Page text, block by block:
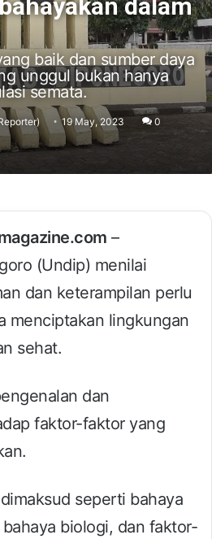
dalam
baik dan sumber daya
unggul bukan hanya
semata.
19 May, 2023 0
–
(Undip) menilai
dan keterampilan perlu
menciptakan lingkungan
sehat.
dan
faktor-faktor yang
seperti bahaya
biologi, dan faktor-